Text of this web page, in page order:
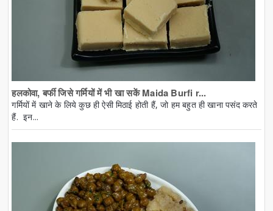
हलकोवा, बर्फी जिसे गर्मियों में भी खा सकें Maida Burfi r...
गर्मियों में खाने के लिये कुछ ही ऐसी मिठाई होती हैं, जो हम बहुत ही खाना पसंद करते
हैं. इन...